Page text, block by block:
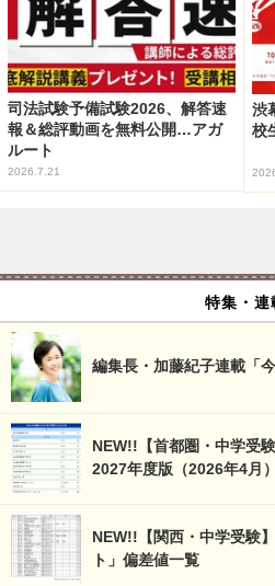
司法試験予備試験2026、解答速
報＆総評動画を無料公開…アガ
ルート
2026.7.21
渋
校
特集・連
編集長・加藤紀子連載「
NEW!!【首都圏・中学受
2027年度版（2026年4月）
NEW!!【関西・中学受験
ト」偏差値一覧